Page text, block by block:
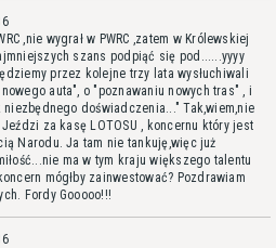
,nie wygrał w PWRC ,zatem w Królewskiej
szans podpiąć się pod......yyyy
przez kolejne trzy lata wysłuchiwali
auta", o "poznawaniu nowych tras" , i
doświadczenia..." Tak,wiem,nie
za kasę LOTOSU , koncernu który jest
Narodu. Ja tam nie tankuję,więc już
ma w tym kraju większego talentu
mógłby zainwestować? Pozdrawiam
Fordy Gooooo!!!